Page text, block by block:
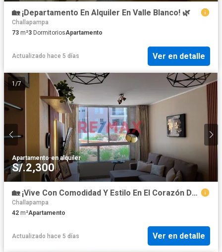
🏡 ¡Departamento En Alquiler En Valle Blanco! 🌿
Challapampa
73 m²3 DormitoriosApartamento
Actualizado hace 5 días Ver en detalle
1 /7
Apartamento·en alquiler
S/.2,300
🏡 ¡Vive Con Comodidad Y Estilo En El Corazón De Cayma! ✨
Challapampa
42 m²Apartamento
Actualizado hace 5 días Ver en detalle